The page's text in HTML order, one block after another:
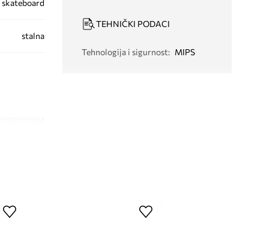
skateboard
stalna
TEHNIČKI PODACI
Tehnologija i sigurnost: MIPS